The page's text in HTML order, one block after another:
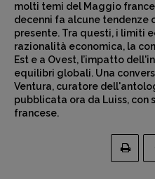
molti temi del Maggio
decenni fa alcune tendenze
presente. Tra questi, i limiti
razionalità economica, la
Est e a Ovest, l’impatto
equilibri globali. Una
Ventura, curatore
pubblicata ora da Luiss,
francese.